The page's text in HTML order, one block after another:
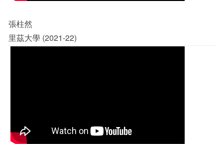
張柱然
里茲大學 (2021-22)